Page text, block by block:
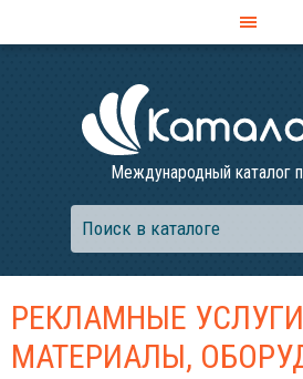
Международный каталог
РЕКЛАМНЫЕ
МАТЕРИАЛЫ,